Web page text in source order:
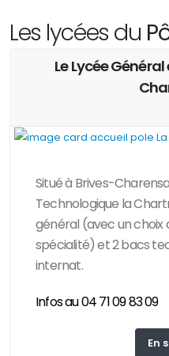
Les lycées du
Le Lycée
Situé à Brives-
Technologique la
général (avec un choix
spécialité) et 2 bacs
internat.
Infos au 04 71 09 83 09
En